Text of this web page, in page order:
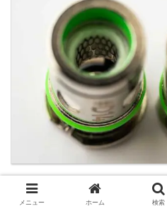
流石は定評のあるメッシュ
メニュー ホーム 検索